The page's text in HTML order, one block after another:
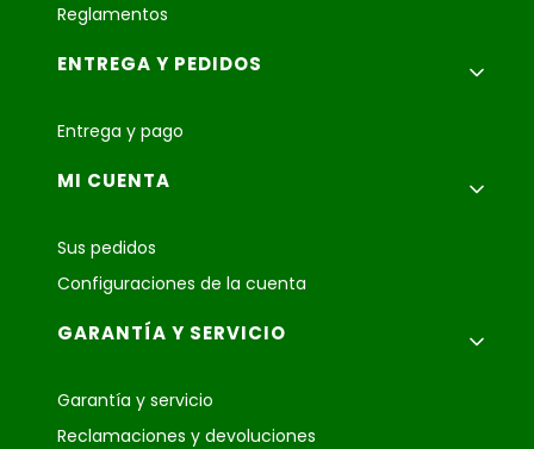
Reglamentos
ENTREGA Y PEDIDOS
Entrega y pago
MI CUENTA
Sus pedidos
Configuraciones de la cuenta
GARANTÍA Y SERVICIO
Garantía y servicio
Reclamaciones y devoluciones